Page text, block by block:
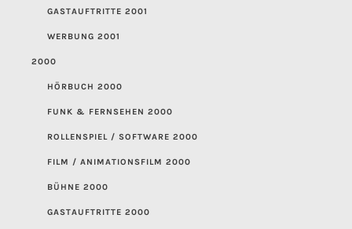
GASTAUFTRITTE 2001
WERBUNG 2001
2000
HÖRBUCH 2000
FUNK & FERNSEHEN 2000
ROLLENSPIEL / SOFTWARE 2000
FILM / ANIMATIONSFILM 2000
BÜHNE 2000
GASTAUFTRITTE 2000